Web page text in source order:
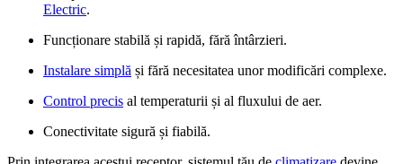
Electric.
Funcționare stabilă și rapidă, fără întârzieri.
Instalare simplă și fără necesitatea unor modificări complexe.
Control precis al temperaturii și al fluxului de aer.
Conectivitate sigură și fiabilă.